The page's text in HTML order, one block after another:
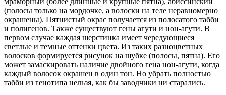
(полосы только на мордочке, а волоски на теле неравномерно
окрашены). Пятнистый окрас получается из полосатого табби
и полигенов. Также существуют гены агути и нон-агути. В
первом случае каждая шерстинка имеет чередующиеся
светлые и темные оттенки цвета. Из таких разноцветных
волосков формируется рисунок на шубке (полосы, пятна). Его
может замаскировать наличие двойного гена нон-агути, когда
каждый волосок окрашен в один тон. Но убрать полностью
табби из генотипа нельзя, как бы заводчики ни старались.